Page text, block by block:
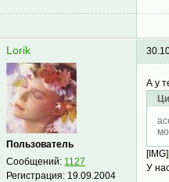
Lorik
Пользователь
Сообщений: 1127
Регистрация: 19.09.2004
А у
[IMG]
У